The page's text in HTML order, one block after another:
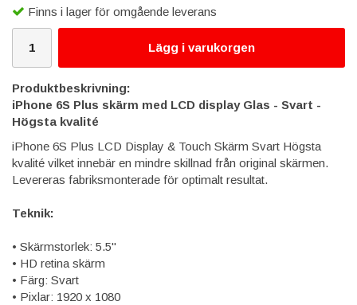
Finns i lager för omgående leverans
Lägg i varukorgen
Produktbeskrivning:
iPhone 6S Plus skärm med LCD display Glas - Svart -
Högsta kvalité ​
iPhone 6S Plus LCD Display & Touch Skärm Svart Högsta
kvalité vilket innebär en mindre skillnad från original skärmen.
Levereras fabriksmonterade för optimalt resultat.
Teknik:
• Skärmstorlek: 5.5"
• HD retina skärm
• Färg: Svart
• Pixlar: 1920 x 1080